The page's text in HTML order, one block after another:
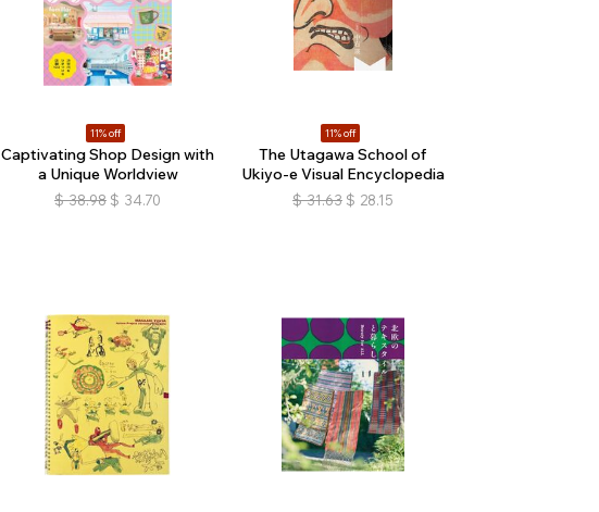
11% off
Captivating Shop Design with
a Unique Worldview
$ 38.98 $ 34.70
11% off
The Utagawa School of
Ukiyo-e Visual Encyclopedia
$ 31.63 $ 28.15